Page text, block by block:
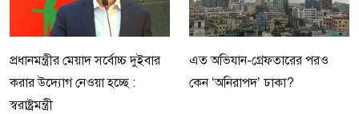
প্রধানমন্ত্রীর মেয়াদ সর্বোচ্চ দুইবার
করার উদ্যোগ নেওয়া হচ্ছে :
স্বরাষ্ট্রমন্ত্রী
এত অভিযান-গ্রেফতারের পরও
কেন ‘অনিরাপদ’ ঢাকা?